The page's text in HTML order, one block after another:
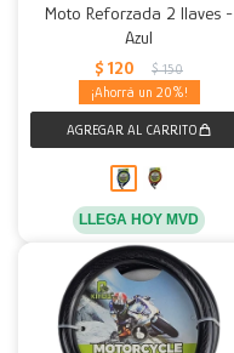
Moto Reforzada 2 llaves -
Azul
$ 120 $ 150
20
LLEGA HOY MVD